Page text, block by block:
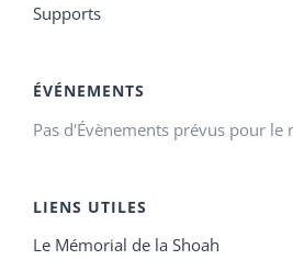
Supports
ÉVÉNEMENTS
Pas d'Évènements prévus pour le
LIENS UTILES
Le Mémorial de la Shoah